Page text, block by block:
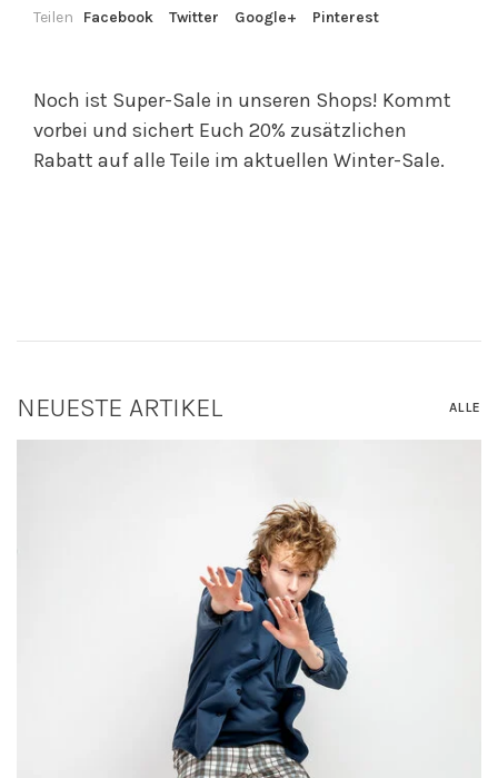
Teilen Facebook Twitter Google+ Pinterest
Noch ist Super-Sale in unseren Shops! Kommt
vorbei und sichert Euch 20% zusätzlichen
Rabatt auf alle Teile im aktuellen Winter-Sale.
NEUESTE ARTIKEL ALLE